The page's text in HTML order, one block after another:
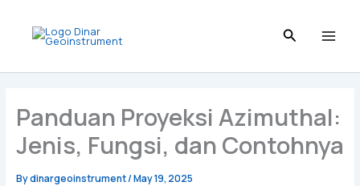
content
Panduan Proyeksi Azimuthal:
Jenis, Fungsi, dan Contohnya
Bydinargeoinstrument/May 19, 2025